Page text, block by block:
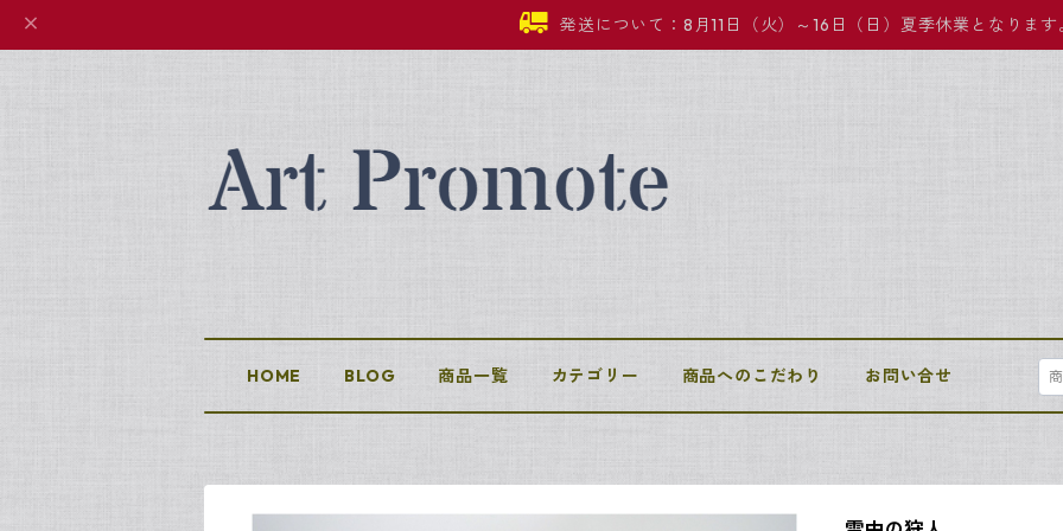
発送について：8月11日（火）～16日（日）夏季休業となります
HOME BLOG 商品一覧 カテゴリー 商品へのこだわり お問い合せ